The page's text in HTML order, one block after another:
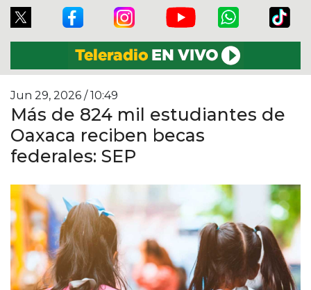
Jun 29, 2026 / 10:49
Más de 824 mil estudiantes de
Oaxaca reciben becas
federales: SEP